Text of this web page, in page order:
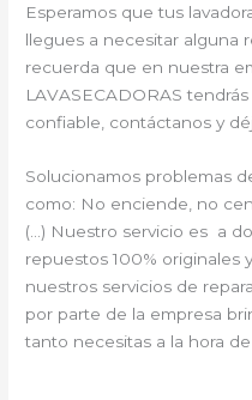
Esperamos que tus
llegues a necesitar alguna
recuerda que en nuestra
LAVASECADORAS
confiable, contáctanos y
Solucionamos problemas
como: No enciende, no
(…) Nuestro servicio es a
repuestos 100% originales
nuestros servicios de
por parte de la empresa
tanto necesitas a la hora de